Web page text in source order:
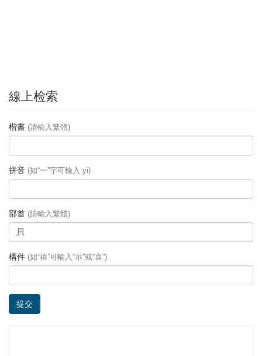
線上检索
楷書 (請輸入繁體)
拼音 (如“一”字可輸入 yi)
部首 (請輸入繁體)
構件 (如“禧”可輸入“示”或“喜”)
提交